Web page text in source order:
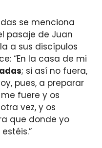
se menciona
pasaje de Juan
a sus discípulos
“En la casa de mi
; si así no fuera,
pues, a preparar
fuere y os
vez, y os
que donde yo